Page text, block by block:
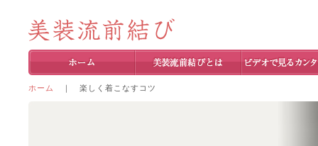
ホーム ｜ 楽しく着こなすコツ